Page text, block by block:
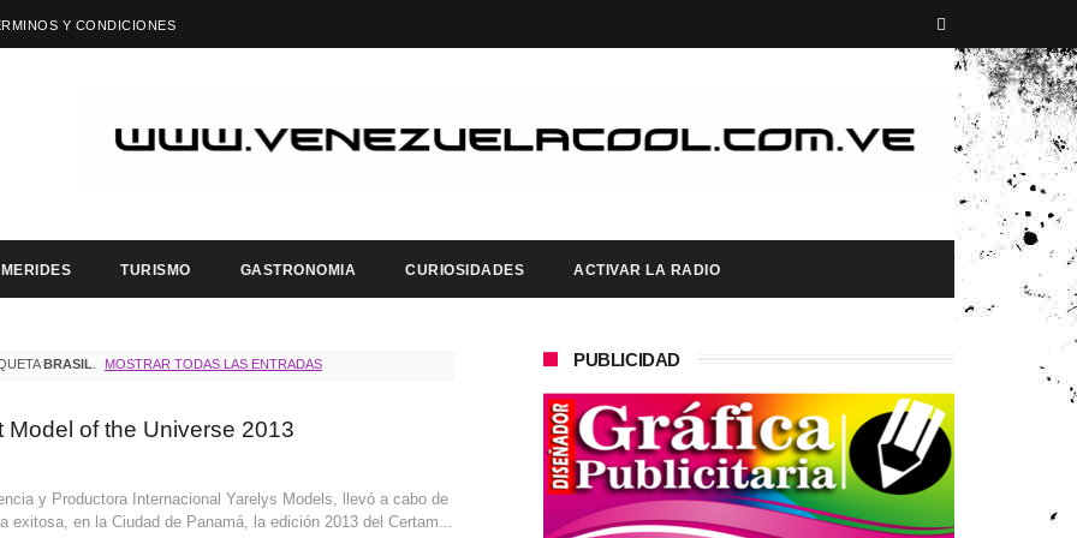
Y CONDICIONES
TURISMO GASTRONOMIA CURIOSIDADES ACTIVAR LA RADIO
BRASIL MOSTRAR TODAS LAS ENTRADAS
Model of the Universe 2013
y Productora Internacional Yarelys Models, llevó a cabo de
exitosa, en la Ciudad de Panamá, la edición 2013 del Certam...
PUBLICIDAD